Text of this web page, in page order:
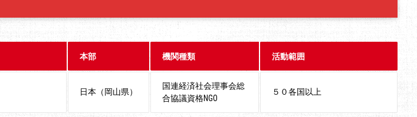
本部 機関種類 活動範囲
日本（岡山県）
国連経済社会理事会総
合協議資格NGO
５０各国以上